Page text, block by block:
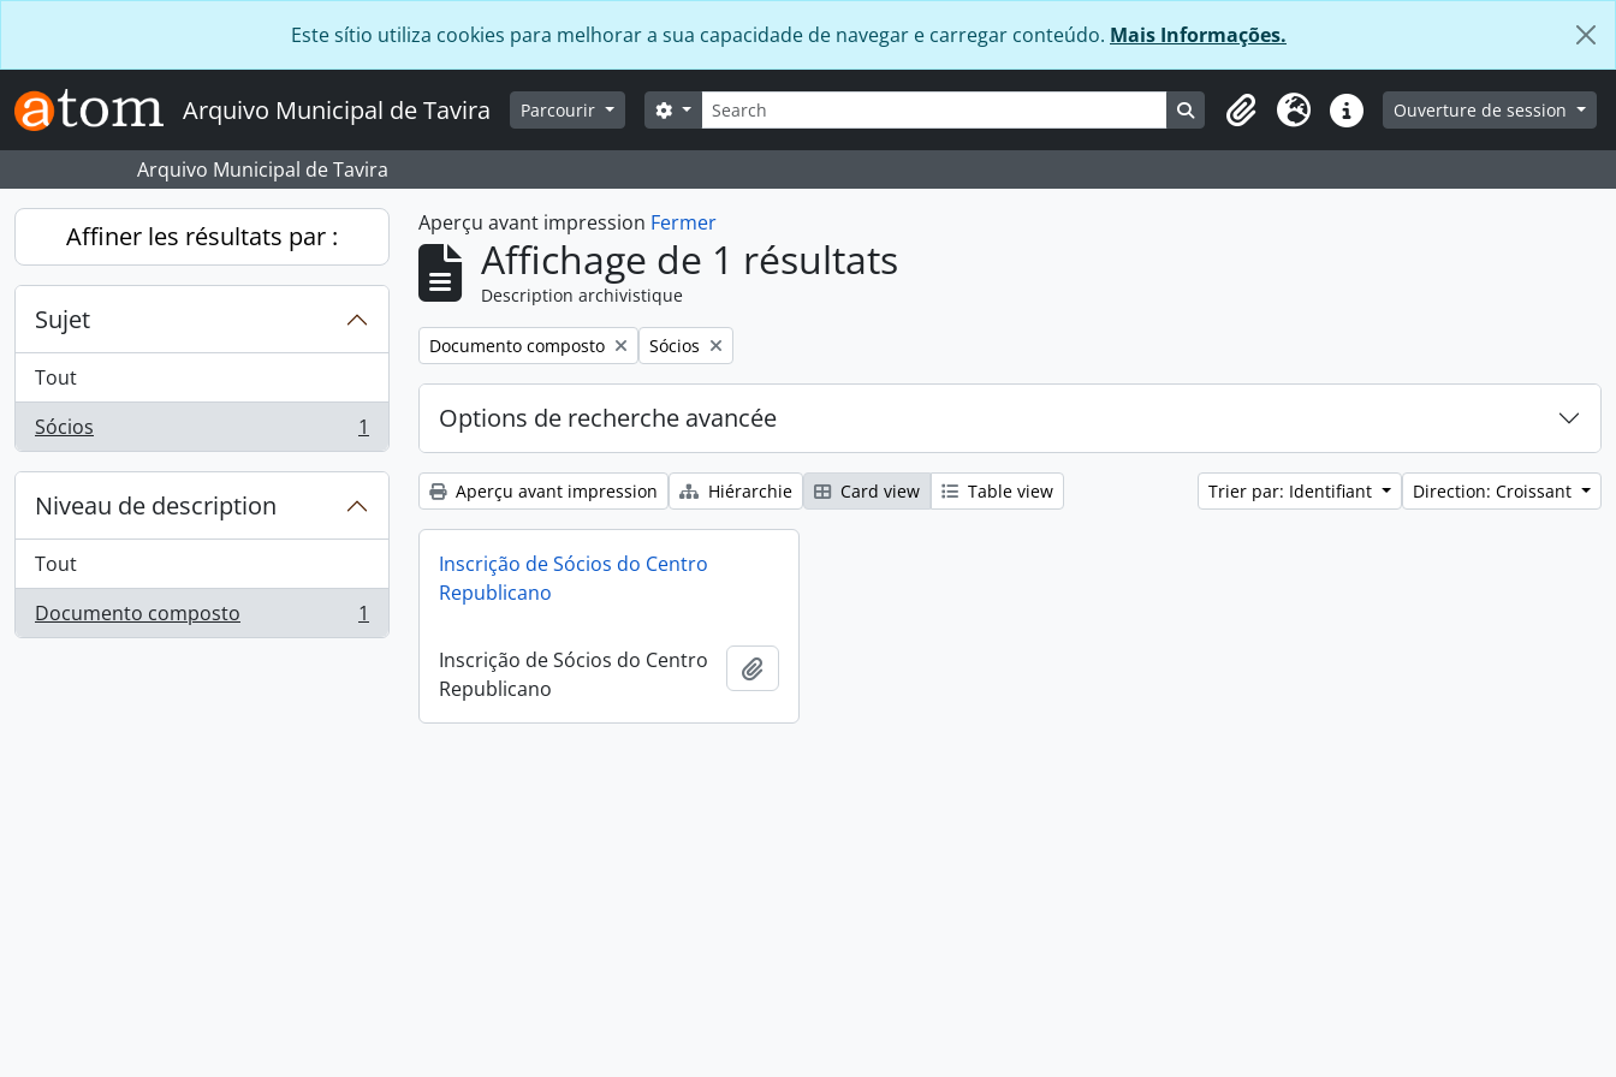
Este sítio utiliza cookies para melhorar a sua capacidade de navegar e carregar conteúdo. Mais Informações.
Arquivo Municipal de Tavira Parcourir Rechercher
Search options Search in browse page
ClipboardLangueLiens rapidesOuverture de session
Arquivo Municipal de Tavira
Affiner les résultats par :
Sujet
Tout
Sócios
, 1 résultats 1
Niveau de description
Tout
Documento composto
, 1 résultats 1
Aperçu avant impression Fermer
Affichage de 1 résultats
Description archivistique
Remove filter:
Documento composto Remove filter:
Sócios
Options de recherche avancée
Aperçu avant impression Hiérarchie Card view Table view Trier par: Identifiant Direction: Croissant
Inscrição de Sócios do Centro
Republicano
Inscrição de Sócios do Centro
Republicano